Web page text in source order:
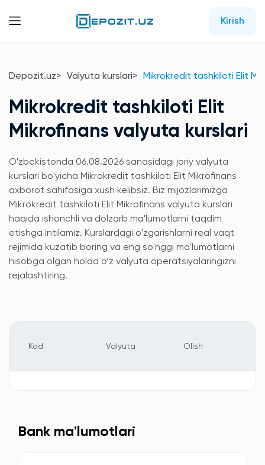
Kirish
Depozit.uz Valyuta kurslari Mikrokredit tashkiloti Elit
Mikrokredit tashkiloti Elit
Mikrofinans valyuta kurslari
O'zbekistonda 06.08.2026 sanasidagi joriy valyuta
kurslari bo'yicha Mikrokredit tashkiloti Elit Mikrofinans
axborot sahifasiga xush kelibsiz. Biz mijozlarimizga
Mikrokredit tashkiloti Elit Mikrofinans valyuta kurslari
haqida ishonchli va dolzarb ma'lumotlarni taqdim
etishga intilamiz. Kurslardagi o'zgarishlarni real vaqt
rejimida kuzatib boring va eng so'nggi ma'lumotlarni
hisobga olgan holda o’z valyuta operatsiyalaringizni
rejalashtiring.
Kod Valyuta Olish
Bank ma'lumotlari